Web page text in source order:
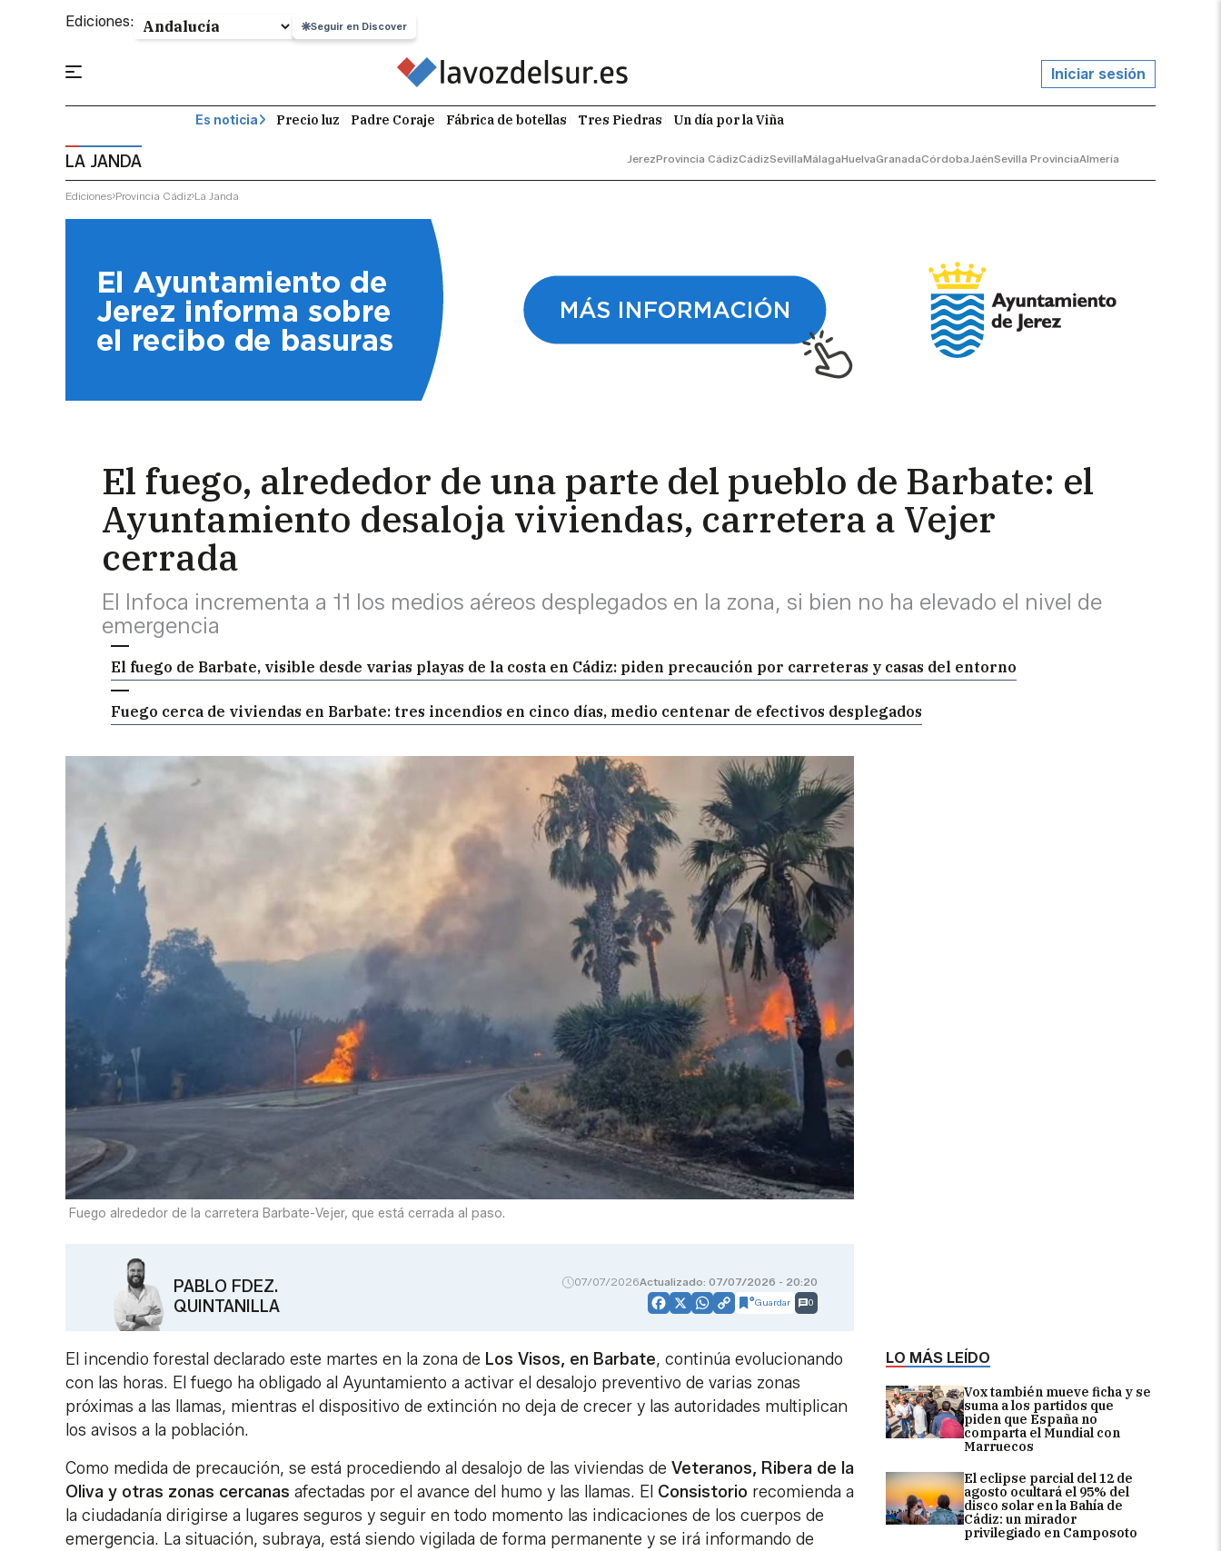
Ediciones: Seguir en Discover
Iniciar sesión
Es noticia Precio luz Padre Coraje Fábrica de botellas Tres Piedras Un día por la Viña
LA JANDA JerezProvincia CádizCádizSevillaMálagaHuelvaGranadaCórdobaJaénSevilla ProvinciaAlmería
Ediciones Provincia Cádiz La Janda
El fuego, alrededor de una parte del pueblo de Barbate: el
Ayuntamiento desaloja viviendas, carretera a Vejer
cerrada
El Infoca incrementa a 11 los medios aéreos desplegados en la zona, si bien no ha elevado el nivel de
emergencia
El fuego de Barbate, visible desde varias playas de la costa en Cádiz: piden precaución por carreteras y casas del entorno
Fuego cerca de viviendas en Barbate: tres incendios en cinco días, medio centenar de efectivos desplegados
LO MÁS LEÍDO
Vox también mueve ficha y se
suma a los partidos que
piden que España no
comparta el Mundial con
Marruecos
El eclipse parcial del 12 de
agosto ocultará el 95% del
disco solar en la Bahía de
Cádiz: un mirador
privilegiado en Camposoto
Fuego alrededor de la carretera Barbate-Vejer, que está cerrada al paso.
PABLO FDEZ.
QUINTANILLA
07/07/2026Actualizado: 07/07/2026 - 20:20
Facebook
X WhatsApp
CopyGuardar 0
El incendio forestal declarado este martes en la zona de Los Visos, en Barbate, continúa evolucionando
con las horas. El fuego ha obligado al Ayuntamiento a activar el desalojo preventivo de varias zonas
próximas a las llamas, mientras el dispositivo de extinción no deja de crecer y las autoridades multiplican
los avisos a la población.
Como medida de precaución, se está procediendo al desalojo de las viviendas de Veteranos, Ribera de la
Oliva y otras zonas cercanas afectadas por el avance del humo y las llamas. El Consistorio recomienda a
la ciudadanía dirigirse a lugares seguros y seguir en todo momento las indicaciones de los cuerpos de
emergencia. La situación, subraya, está siendo vigilada de forma permanente y se irá informando de